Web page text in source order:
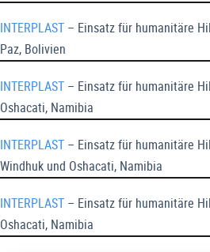
INTERPLAST – Einsatz für humanitäre
Paz, Bolivien
INTERPLAST – Einsatz für humanitäre
Oshacati, Namibia
INTERPLAST – Einsatz für humanitäre
Windhuk und Oshacati, Namibia
INTERPLAST – Einsatz für humanitäre
Oshacati, Namibia